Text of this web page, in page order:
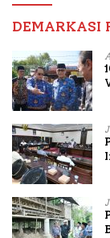
DEMARKASI